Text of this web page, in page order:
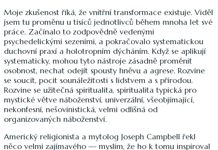
Moje zkušenost říká, že vnitřní transformace existuje. Viděl
jsem tu proměnu u tisíců jednotlivců během mnoha let své
práce. Začínalo to zodpovědně vedenými
psychedelickými sezeními, a pokračovalo systematickou
duchovní praxí a holotropním dýcháním. Když se aplikují
systematicky, mohou tyto nástroje zásadně proměnit
osobnost, nechat odejít spousty hněvu a agrese. Rozvine
se soucit, pocit sounáležitosti s lidstvem a s přírodou.
Rozvine se užitečná spiritualita, spiritualita typická pro
mystické větve náboženství, univerzální, všeobjímající,
nekonfesní, nešovinistická, velmi odlišná od
organizovaných náboženství.
Americký religionista a mytolog Joseph Campbell řekl
něco velmi zajímavého — myslím, že ho k tomu inspiroval